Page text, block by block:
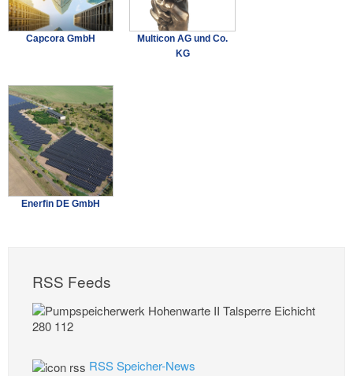
Capcora GmbH
Multicon AG und Co.
KG
Enerfin DE GmbH
RSS Feeds
RSS Speicher-News